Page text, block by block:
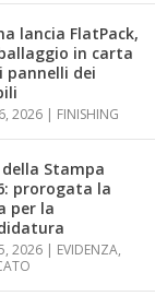
lancia FlatPack,
in carta
pannelli dei
2026 | FINISHING
Stampa
prorogata la
per la
2026 | EVIDENZA,